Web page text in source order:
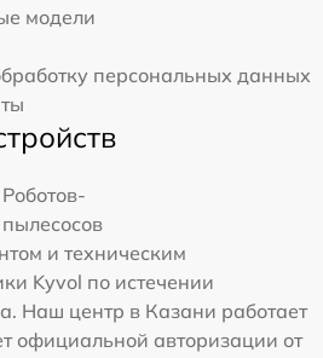
модели
персональных данных
Роботов-
пылесосов
и техническим
Kyvol по истечении
Наш центр в Казани работает
официальной авторизации от